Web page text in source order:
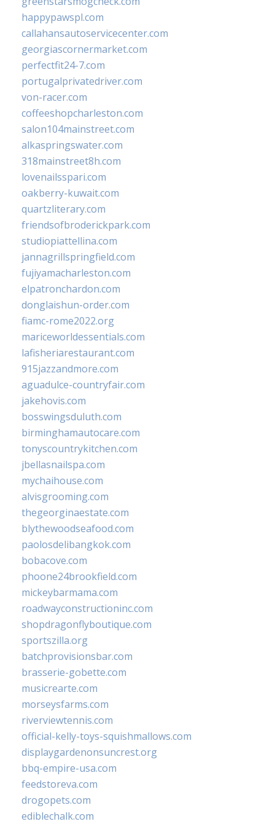
happypawspl.com
callahansautoservicecenter.com
georgiascornermarket.com
perfectfit24-7.com
portugalprivatedriver.com
von-racer.com
coffeeshopcharleston.com
salon104mainstreet.com
alkaspringswater.com
318mainstreet8h.com
lovenailsspari.com
oakberry-kuwait.com
quartzliterary.com
friendsofbroderickpark.com
studiopiattellina.com
jannagrillspringfield.com
fujiyamacharleston.com
elpatronchardon.com
donglaishun-order.com
fiamc-rome2022.org
mariceworldessentials.com
lafisheriarestaurant.com
915jazzandmore.com
aguadulce-countryfair.com
jakehovis.com
bosswingsduluth.com
birminghamautocare.com
tonyscountrykitchen.com
jbellasnailspa.com
mychaihouse.com
alvisgrooming.com
thegeorginaestate.com
blythewoodseafood.com
paolosdelibangkok.com
bobacove.com
phoone24brookfield.com
mickeybarmama.com
roadwayconstructioninc.com
shopdragonflyboutique.com
sportszilla.org
batchprovisionsbar.com
brasserie-gobette.com
musicrearte.com
morseysfarms.com
riverviewtennis.com
official-kelly-toys-squishmallows.com
displaygardenonsuncrest.org
bbq-empire-usa.com
feedstoreva.com
drogopets.com
ediblechalk.com